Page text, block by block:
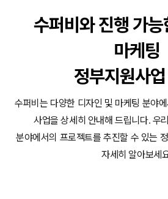
동영상 - 킷캣
수퍼비와 진행 가
마케팅
정부지원사업
수퍼비는 다양한 디자인 및 마케팅 분야
사업을 상세히 안내해 드립니다. 우
분야에서의 프로젝트를 추진할 수 있는
자세히 알아보세